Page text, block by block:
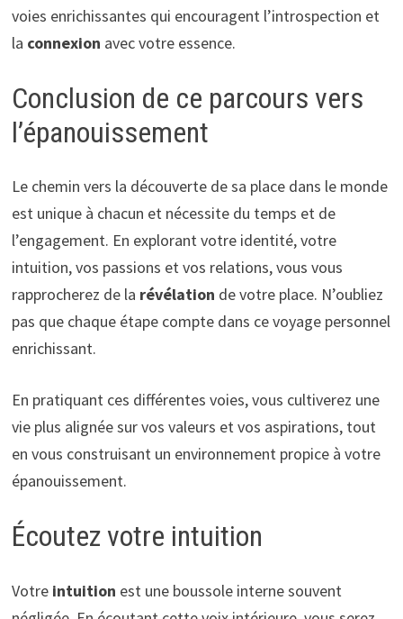
voies enrichissantes qui encouragent l’introspection et
la connexion avec votre essence.
Conclusion de ce parcours vers
l’épanouissement
Le chemin vers la découverte de sa place dans le monde
est unique à chacun et nécessite du temps et de
l’engagement. En explorant votre identité, votre
intuition, vos passions et vos relations, vous vous
rapprocherez de la révélation de votre place. N’oubliez
pas que chaque étape compte dans ce voyage personnel
enrichissant.
En pratiquant ces différentes voies, vous cultiverez une
vie plus alignée sur vos valeurs et vos aspirations, tout
en vous construisant un environnement propice à votre
épanouissement.
Écoutez votre intuition
Votre intuition est une boussole interne souvent